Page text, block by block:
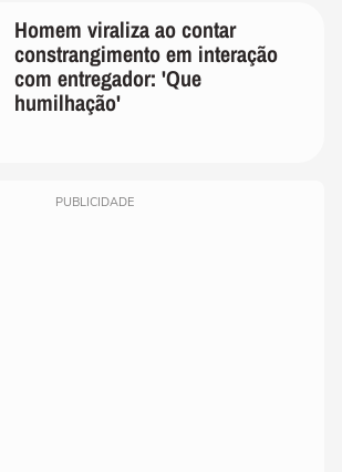
Homem viraliza ao contar
constrangimento em interação
com entregador: 'Que
humilhação'
PUBLICIDADE